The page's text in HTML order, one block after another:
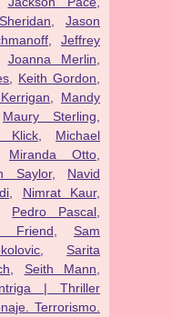
Jason
Jeffrey
Joanna Merlin
Keith Gordon
Mandy
Maury Sterling
Klick, Michael
Miranda Otto
Saylor, Navid
Nimrat Kaur,
Pedro Pascal
Friend
Sam
Sarita
Seith Mann
| Thriller
Terrorismo.